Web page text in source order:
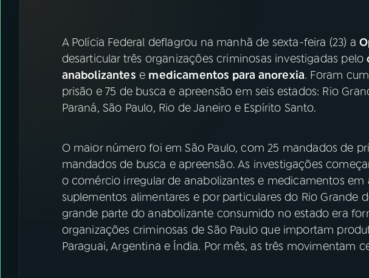
Instagram X
A Polícia Federal deflagrou na manhã de sexta-feira (23) a
desarticular três organizações criminosas investigadas pelo
anabolizantes e medicamentos para anorexia. Foram
prisão e 75 de busca e apreensão em seis estados: Rio
Paraná, São Paulo, Rio de Janeiro e Espírito Santo.
O maior número foi em São Paulo, com 25 mandados de
mandados de busca e apreensão. As investigações
o comércio irregular de anabolizantes e medicamentos em
suplementos alimentares e por particulares do Rio Grande
grande parte do anabolizante consumido no estado era
organizações criminosas de São Paulo que importam
Paraguai, Argentina e Índia. Por mês, as três movimentam